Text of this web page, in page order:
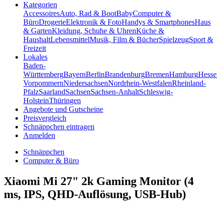
Kategorien
AccessoiresAuto, Rad & BootBabyComputer &
BüroDrogerieElektronik & FotoHandys & SmartphonesHaus
& GartenKleidung, Schuhe & UhrenKüche &
HaushaltLebensmittelMusik, Film & BücherSpielzeugSport &
Freizeit
Lokales
Baden-
WürttembergBayernBerlinBrandenburgBremenHamburg
VorpommernNiedersachsenNordrhein-WestfalenRheinland-
PfalzSaarlandSachsenSachsen-AnhaltSchleswig-
HolsteinThüringen
Angebote und Gutscheine
Preisvergleich
Schnäppchen eintragen
Anmelden
Schnäppchen
Computer & Büro
Xiaomi Mi 27" 2k Gaming Monitor (4
ms, IPS, QHD-Auflösung, USB-Hub)